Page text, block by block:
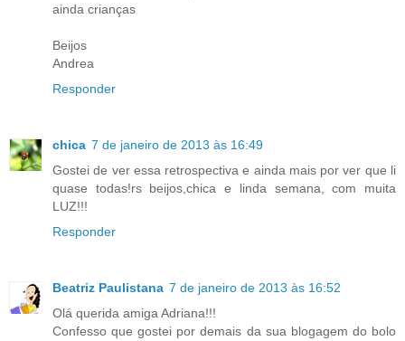
ainda crianças
Beijos
Andrea
Responder
chica 7 de janeiro de 2013 às 16:49
Gostei de ver essa retrospectiva e ainda mais por ver que li
quase todas!rs beijos,chica e linda semana, com muita
LUZ!!!
Responder
Beatriz Paulistana 7 de janeiro de 2013 às 16:52
Olá querida amiga Adriana!!!
Confesso que gostei por demais da sua blogagem do bolo